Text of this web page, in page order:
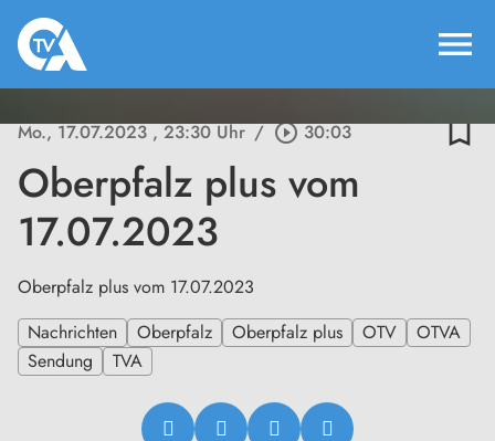
menu
Mo., 17.07.2023, 23:30 Uhr / play_circle_outline30:03 bookmark_border
Oberpfalz plus vom
17.07.2023
Oberpfalz plus vom 17.07.2023
Nachrichten
Oberpfalz Oberpfalz plus OTV
OTVA
Sendung
TVA